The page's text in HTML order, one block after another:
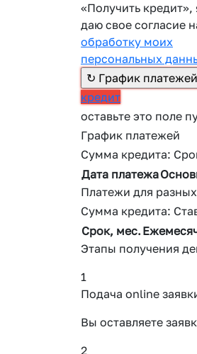
«Получить кредит»,
даю свое согласие
обработку моих
персональных
кредит
оставьте это поле
График платежей
Сумма кредита:
Дата платежа
Платежи для
Сумма кредита:
Срок, мес.
Этапы получения
1
Подача online
Вы оставляете
2